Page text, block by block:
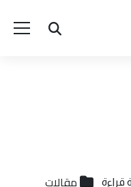
مقالات